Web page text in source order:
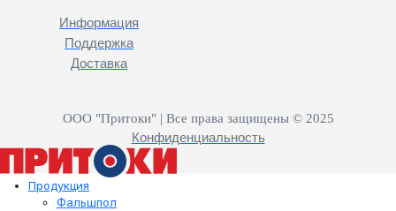
Информация
Поддержка
Доставка
ООО "Притоки" | Все права защищены © 2025
Конфиденциальность
Продукция
Фальшпол